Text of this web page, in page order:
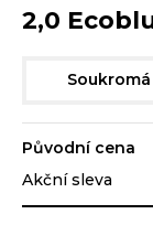
2,0
Původní cena
Akční sleva